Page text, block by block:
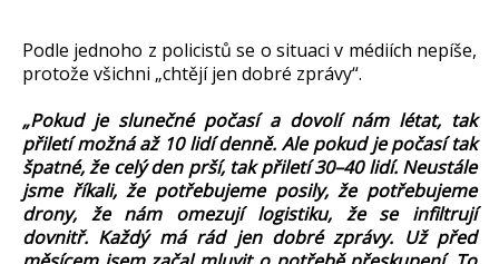
Podle jednoho z policistů se o situaci v médiích nepíše,
protože všichni „chtějí jen dobré zprávy“.
„Pokud je slunečné počasí a dovolí nám létat, tak
přiletí možná až 10 lidí denně. Ale pokud je počasí tak
špatné, že celý den prší, tak přiletí 30–40 lidí. Neustále
jsme říkali, že potřebujeme posily, že potřebujeme
drony, že nám omezují logistiku, že se infiltrují
dovnitř. Každý má rád jen dobré zprávy. Už před